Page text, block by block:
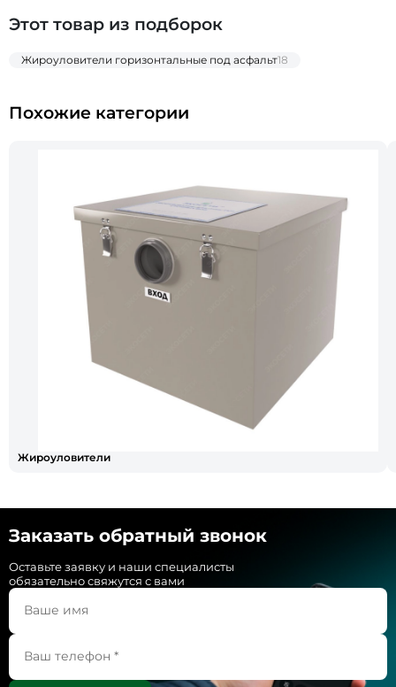
Этот товар из подборок
Жироуловители горизонтальные под асфальт18
Похожие категории
Жироуловители
Заказать обратный звонок
Оставьте заявку и наши специалисты
обязательно свяжутся с вами